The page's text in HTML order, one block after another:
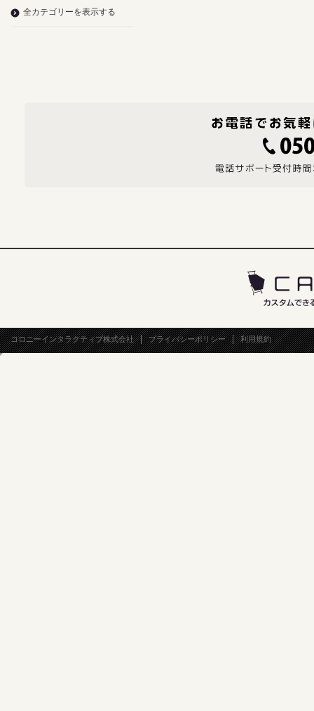
全カテゴリーを表示する
コロニーインタラクティブ株式会社 プライバシーポリシー 利用規約